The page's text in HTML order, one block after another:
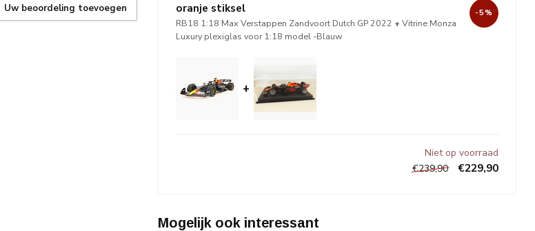
Uw beoordeling toevoegen
oranje stiksel
RB18 1:18 Max Verstappen Zandvoort Dutch GP 2022 + Vitrine Monza
Luxury plexiglas voor 1:18 model -Blauw
-5%
+
Niet op voorraad
€239,90
€229,90
Mogelijk ook interessant